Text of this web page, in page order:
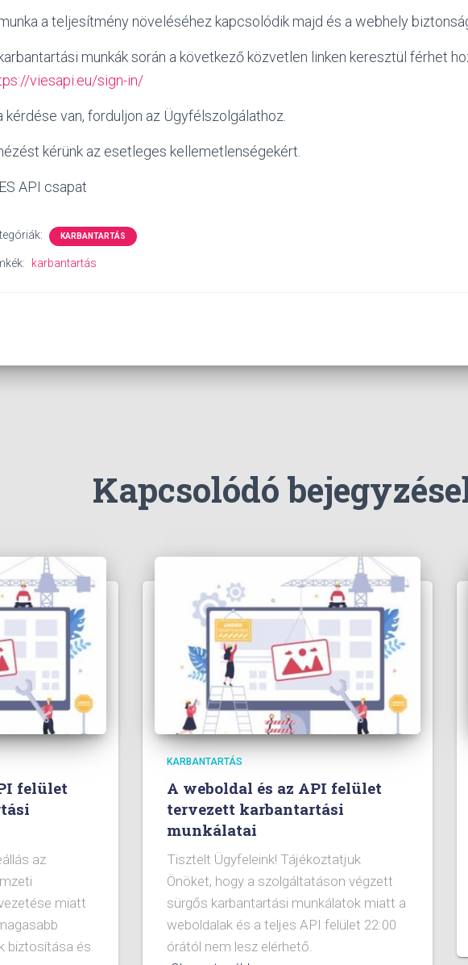
a teljesítmény növeléséhez kapcsolódik majd és a webhely
munkák során a következő közvetlen linken keresztül férhet
viesapi.eu/sign-in/
kérdése van, forduljon az Ügyfélszolgálathoz.
kérünk az esetleges kellemetlenségekért.
API csapat
KARBANTARTÁS
karbantartás
Kapcsolódó
felület
az
miatt
biztosítása és
KARBANTARTÁS
A weboldal és az API felület
tervezett karbantartási
munkálatai
Tisztelt Ügyfeleink! Tájékoztatjuk
Önöket, hogy a szolgáltatáson végzett
sürgős karbantartási munkálatok miatt a
weboldalak és a teljes API felület 22:00
órától nem lesz elérhető.